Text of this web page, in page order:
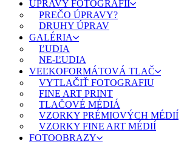
ÚPRAVY FOTOGRAFIÍ
PREČO ÚPRAVY?
DRUHY ÚPRAV
GALÉRIA
ĽUDIA
NE-ĽUDIA
VEĽKOFORMÁTOVÁ TLAČ
VYTLAČIŤ FOTOGRAFIU
FINE ART PRINT
TLAČOVÉ MÉDIÁ
VZORKY PRÉMIOVÝCH MÉDIÍ
VZORKY FINE ART MÉDIÍ
FOTOOBRAZY